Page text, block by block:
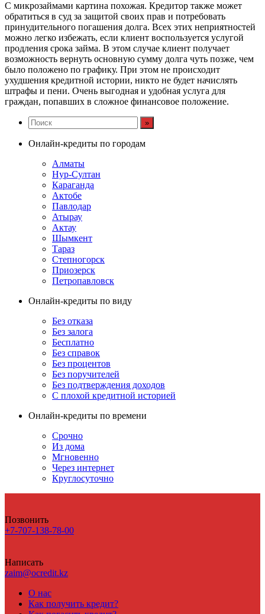
С микрозаймами картина похожая. Кредитор также может
обратиться в суд за защитой своих прав и потребовать
принудительного погашения долга. Всех этих неприятностей
можно легко избежать, если клиент воспользуется услугой
продления срока займа. В этом случае клиент получает
возможность вернуть основную сумму долга чуть позже, чем
было положено по графику. При этом не происходит
ухудшения кредитной истории, никто не будет начислять
штрафы и пени. Очень выгодная и удобная услуга для
граждан, попавших в сложное финансовое положение.
Онлайн-кредиты по городам
Алматы
Нур-Султан
Караганда
Актобе
Павлодар
Атырау
Актау
Шымкент
Тараз
Степногорск
Приозерск
Петропавловск
Онлайн-кредиты по виду
Без отказа
Без залога
Бесплатно
Без справок
Без процентов
Без поручителей
Без подтверждения доходов
С плохой кредитной историей
Онлайн-кредиты по времени
Срочно
Из дома
Мгновенно
Через интернет
Круглосуточно
Позвонить
+7-707-138-78-00
Написать
zaim@ocredit.kz
О нас
Как получить кредит?